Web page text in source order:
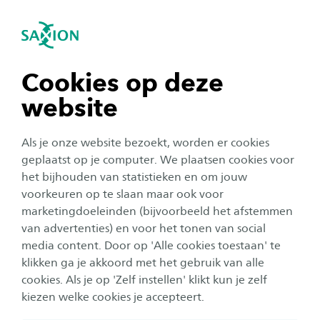
Cookies op deze
website
Als je onze website bezoekt, worden er cookies
geplaatst op je computer. We plaatsen cookies voor
het bijhouden van statistieken en om jouw
voorkeuren op te slaan maar ook voor
marketingdoeleinden (bijvoorbeeld het afstemmen
van advertenties) en voor het tonen van social
media content. Door op 'Alle cookies toestaan' te
klikken ga je akkoord met het gebruik van alle
cookies. Als je op 'Zelf instellen' klikt kun je zelf
kiezen welke cookies je accepteert.
Navigatie openen
tonen
tonen
tonen
tonen
sluiten
Nieuws
Alle categorieën
Studentenleven
Publicatiedatum:
9 februari 2024
Studeren met... verlies: hoe Emily een podcast
maakte over het overlijden van een ouder
Onderwijs
Publicatiedatum:
23 juni 2023
Studeren met… botkanker: Sven kreeg een